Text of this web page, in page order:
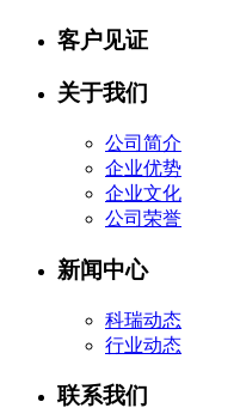
客户见证
关于我们
公司简介
企业优势
企业文化
公司荣誉
新闻中心
科瑞动态
行业动态
联系我们